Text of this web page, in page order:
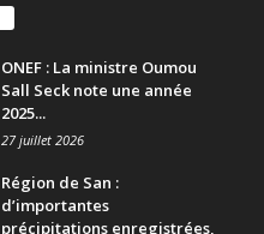
ONEF : La ministre Oumou
Sall Seck note une année
2025...
27 juillet 2026
Région de San :
d’importantes
précipitations enregistrées,